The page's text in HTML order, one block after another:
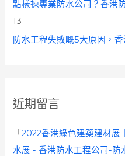
點樣揀專業防水公司？香港
13
防水工程失敗嘅5大原因，香
近期留言
「2022香港綠色建築建材展
水展 - 香港防水工程公司-